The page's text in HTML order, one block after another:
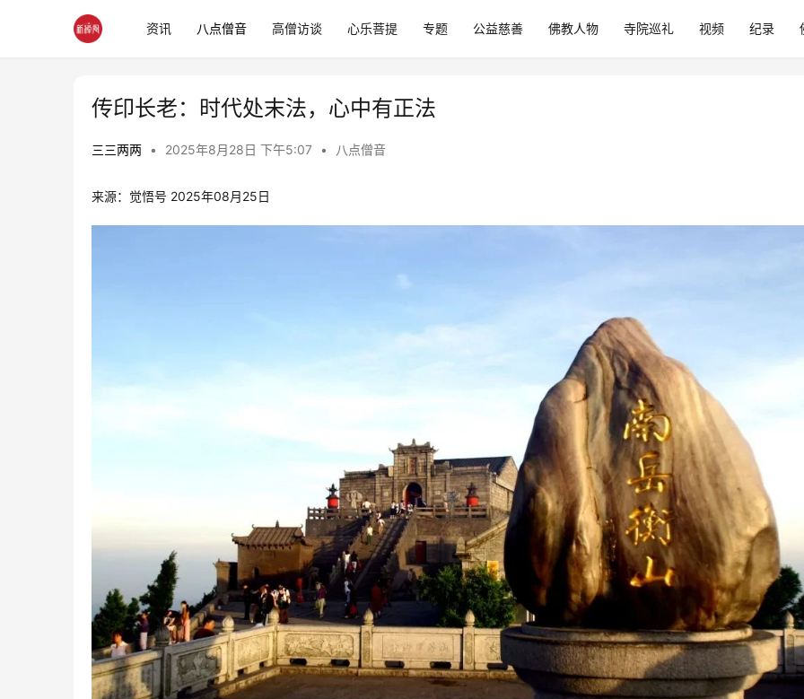
资讯 八点僧音 高僧访谈 心乐菩提 专题 公益慈善 佛教人物 寺院巡礼 视频 纪录
传印长老：时代处末法，心中有正法
三三两两 • 2025年8月28日 下午5:07 • 八点僧音
来源：觉悟号 2025年08月25日